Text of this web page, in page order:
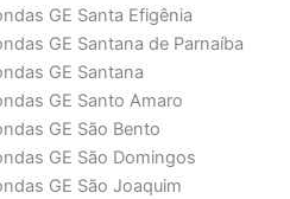
GE Santa Efigênia
GE Santana de Parnaíba
GE Santana
GE Santo Amaro
GE São Bento
GE São Domingos
GE São Joaquim